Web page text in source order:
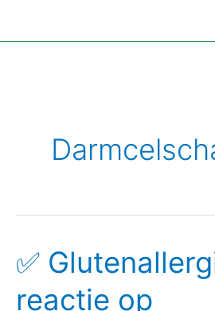
✅
reactie op
Glutenallergie,
de